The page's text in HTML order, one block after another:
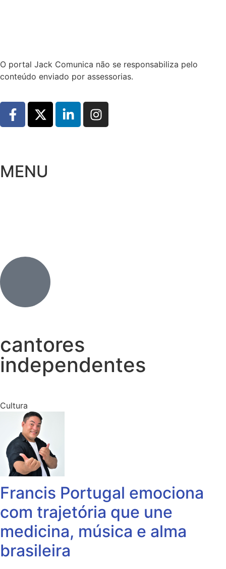
O portal Jack Comunica não se responsabiliza pelo
conteúdo enviado por assessorias.
MENU
cantores
independentes
Cultura
Francis Portugal emociona
com trajetória que une
medicina, música e alma
brasileira